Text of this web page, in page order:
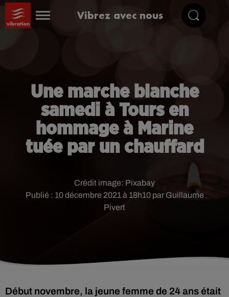
Vibrez avec nous
Une marche blanche
samedi à Tours en
hommage à Marine
tuée par un chauffard
Publié : 10 décembre 2021 à 18h10 par Guillaume
Pivert
Crédit image: Pixabay
Début novembre, la jeune femme de 24 ans était